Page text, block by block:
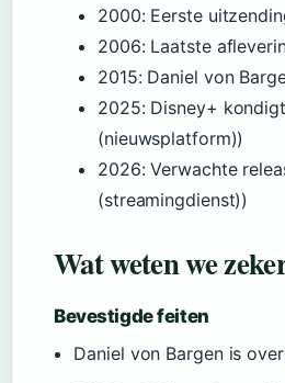
2000: Eerste
2006: Laatste
2015: Daniel von
2025: Disney+
(nieuwsplatform))
2026: Verwachte
(streamingdienst))
Wat weten we
Bevestigde feiten
Daniel von Bargen is